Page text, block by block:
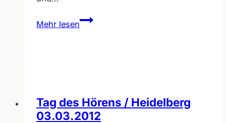
Mehr lesen
Aufruf
zum
Tag des Hörens / Heidelberg
03.03.2012